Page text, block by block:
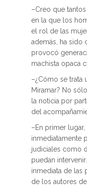
–Creo que
en la que los
el rol de las
además, ha sido
provocó
machista opaca
–¿Cómo se
Miramar? No
la noticia por
del
–En primer
inmediatamente
judiciales como
puedan
inmediata de las
de los autores